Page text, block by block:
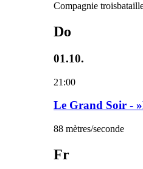
Compagnie
Do
01.10.
21:00
Le Grand Soir -
88 mètres/seconde
Fr